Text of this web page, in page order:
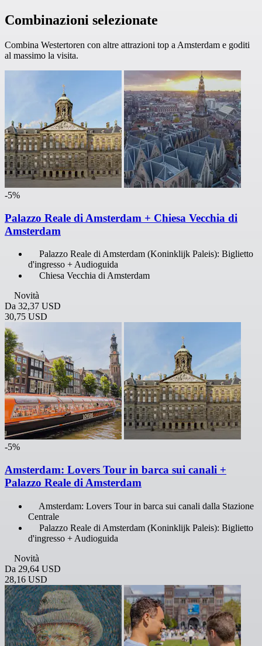
Combinazioni selezionate
Combina Westertoren con altre attrazioni top a Amsterdam e goditi
al massimo la visita.
-5%
Palazzo Reale di Amsterdam + Chiesa Vecchia di
Amsterdam
Palazzo Reale di Amsterdam (Koninklijk Paleis): Biglietto
d'ingresso + Audioguida
Chiesa Vecchia di Amsterdam
Novità
Da 32,37 USD
30,75 USD
-5%
Amsterdam: Lovers Tour in barca sui canali +
Palazzo Reale di Amsterdam
Amsterdam: Lovers Tour in barca sui canali dalla Stazione
Centrale
Palazzo Reale di Amsterdam (Koninklijk Paleis): Biglietto
d'ingresso + Audioguida
Novità
Da 29,64 USD
28,16 USD